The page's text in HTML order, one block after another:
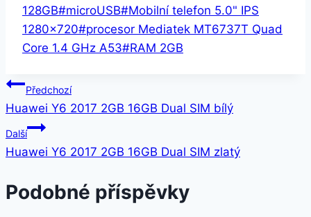
128GB#microUSB#Mobilní telefon 5.0" IPS
1280x720#procesor Mediatek MT6737T Quad
Core 1.4 GHz A53#RAM 2GB
Navigace
pro
příspěvek
Předchozí
Huawei Y6 2017 2GB 16GB Dual SIM bílý
Další
Huawei Y6 2017 2GB 16GB Dual SIM zlatý
Podobné příspěvky